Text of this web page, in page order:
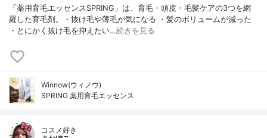
「薬用育毛エッセンスSPRING」は、育毛・頭皮・毛髪ケアの3つを網
羅した育毛剤。・抜け毛や薄毛が気になる ・髪のボリュームが減った
・とにかく抜け毛を抑えたい…続きを見る
Winnow(ウィノウ)
SPRING 薬用育毛エッセンス
コスメ好き